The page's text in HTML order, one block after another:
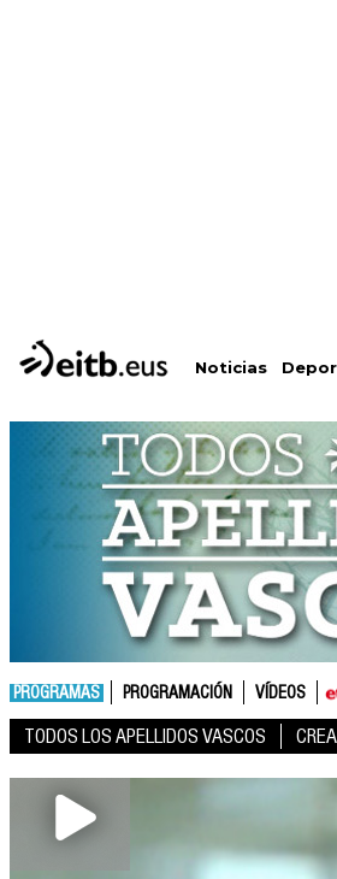
Noticias
PROGRAMAS PROGRAMACIÓN VÍDEOS
TODOS LOS APELLIDOS VASCOS